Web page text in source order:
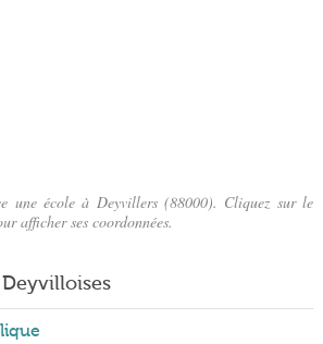
une école à Deyvillers (88000). Cliquez sur le
afficher ses coordonnées.